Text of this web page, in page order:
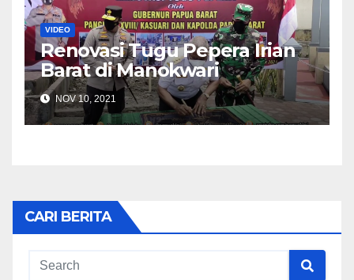
VIDEO
Renovasi Tugu Pepera Irian
Barat di Manokwari
NOV 10, 2021
CARI BERITA